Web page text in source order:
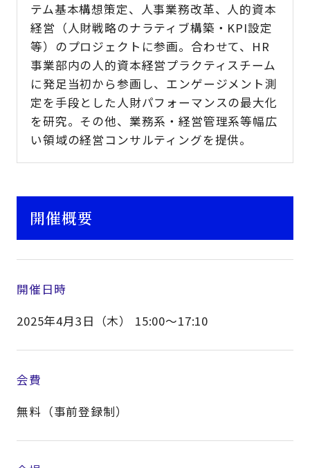
テム基本構想策定、人事業務改革、人的資本
経営（人財戦略のナラティブ構築・KPI設定
等）のプロジェクトに参画。合わせて、HR
事業部内の人的資本経営プラクティスチーム
に発足当初から参画し、エンゲージメント測
定を手段とした人財パフォーマンスの最大化
を研究。その他、業務系・経営管理系等幅広
い領域の経営コンサルティングを提供。
開催概要
開催日時
2025年4月3日（木） 15:00～17:10
会費
無料（事前登録制）